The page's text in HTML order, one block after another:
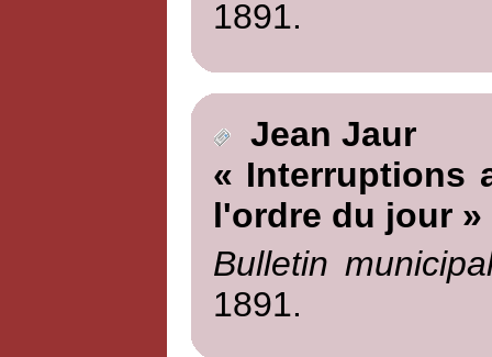
1891.
Jean Jaur
« Interruptions
l'ordre du jour »
Bulletin
1891.